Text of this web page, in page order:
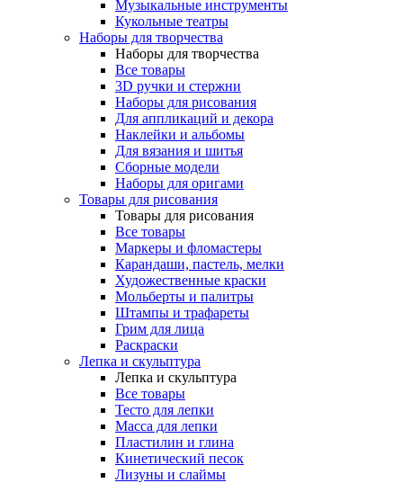
Музыкальные инструменты
Кукольные театры
Наборы для творчества
Наборы для творчества
Все товары
3D ручки и стержни
Наборы для рисования
Для аппликаций и декора
Наклейки и альбомы
Для вязания и шитья
Сборные модели
Наборы для оригами
Товары для рисования
Товары для рисования
Все товары
Маркеры и фломастеры
Карандаши, пастель, мелки
Художественные краски
Мольберты и палитры
Штампы и трафареты
Грим для лица
Раскраски
Лепка и скульптура
Лепка и скульптура
Все товары
Тесто для лепки
Масса для лепки
Пластилин и глина
Кинетический песок
Лизуны и слаймы